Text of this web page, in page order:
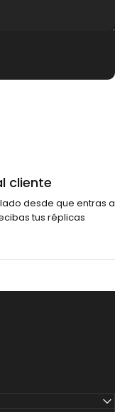
cliente
desde que entras a
tus réplicas